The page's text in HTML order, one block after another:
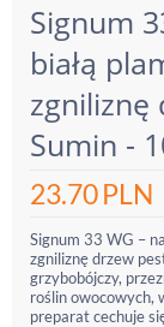
Signum
białą
zgniliznę
Sumin -
23.70PLN
Signum 33 WG –
zgniliznę drzew
grzybobójczy,
roślin owocowych,
preparat cechuje